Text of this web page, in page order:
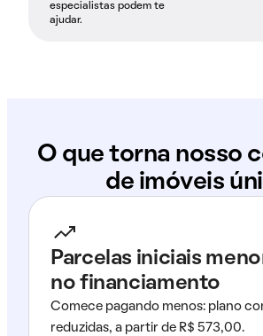
especialistas podem te
ajudar.
O que torna nosso
de imóveis
Parcelas iniciais
no financiamento
Comece pagando menos: plano
reduzidas, a partir de R$ 573,00.